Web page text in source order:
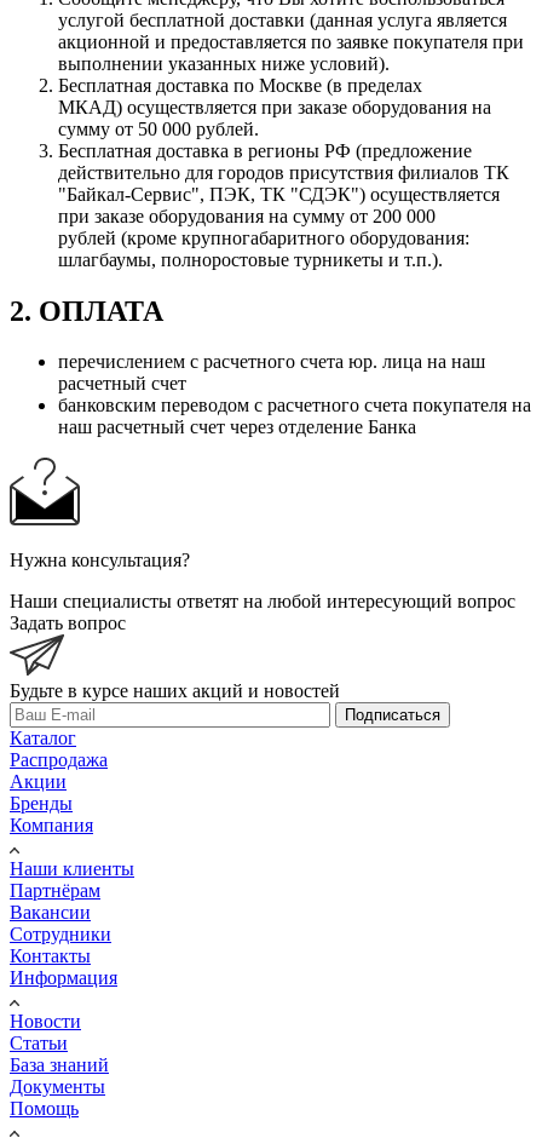
услугой бесплатной доставки (данная услуга является
акционной и предоставляется по заявке покупателя при
выполнении указанных ниже условий).
Бесплатная доставка по Москве (в пределах
МКАД) осуществляется при заказе оборудования на
сумму от 50 000 рублей.
Бесплатная доставка в регионы РФ (предложение
действительно для городов присутствия филиалов ТК
"Байкал-Сервис", ПЭК, ТК "СДЭК") осуществляется
при заказе оборудования на сумму от 200 000
рублей (кроме крупногабаритного оборудования:
шлагбаумы, полноростовые турникеты и т.п.).
2. ОПЛАТА
перечислением с расчетного счета юр. лица на наш
расчетный счет
банковским переводом с расчетного счета покупателя на
наш расчетный счет через отделение Банка
Нужна консультация?
Наши специалисты ответят на любой интересующий вопрос
Задать вопрос
Будьте в курсе наших акций и новостей
Подписаться
Каталог
Распродажа
Акции
Бренды
Компания
Наши клиенты
Партнёрам
Вакансии
Сотрудники
Контакты
Информация
Новости
Статьи
База знаний
Документы
Помощь